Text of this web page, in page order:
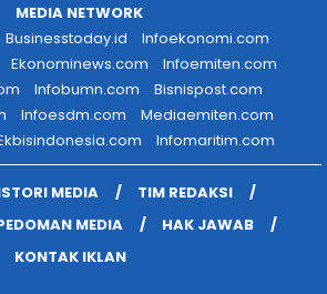
MEDIA NETWORK
Businesstoday.id
Infoekonomi.com
Ekonominews.com
Infoemiten.com
Infobumn.com
Bisnispost.com
Infoesdm.com
Mediaemiten.com
Infomaritim.com
MEDIA
TIM REDAKSI
MEDIA
HAK JAWAB
KONTAK IKLAN